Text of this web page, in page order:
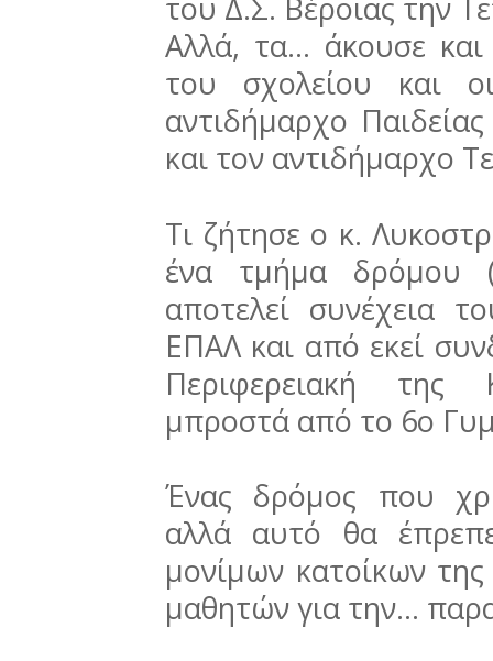
του Δ.Σ. Βέροιας την
Αλλά, τα... άκουσε και
του σχολείου και
αντιδήμαρχο
και τον αντιδήμαρχο
Τι ζήτησε ο κ.
ένα τμήμα δρόμου
αποτελεί συνέχεια
ΕΠΑΛ και από εκεί
Περιφερειακή της
μπροστά από το 6ο
Ένας δρόμος που
αλλά αυτό θα
μονίμων κατοίκων
μαθητών για την...